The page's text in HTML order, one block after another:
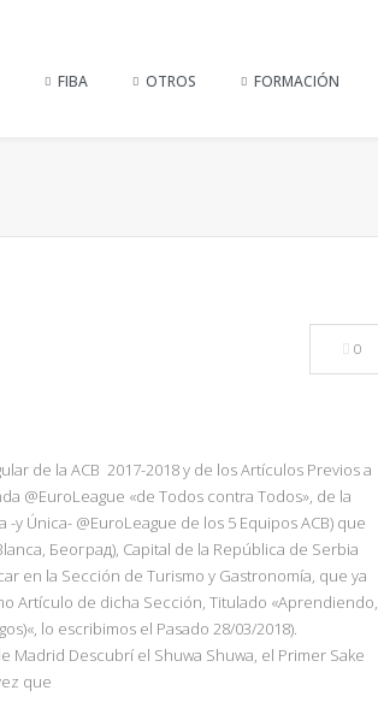
FIBA OTROS FORMACIÓN
0
de la ACB 2017-2018 y de los Artículos Previos a
@EuroLeague «de Todos contra Todos», de la
y Única- @EuroLeague de los 5 Equipos ACB) que
Беoград), Capital de la República de Serbia
en la Sección de Turismo y Gastronomía, que ya
Artículo de dicha Sección, Titulado «Aprendiendo,
lo escribimos el Pasado 28/03/2018).
Madrid Descubrí el Shuwa Shuwa, el Primer Sake
que